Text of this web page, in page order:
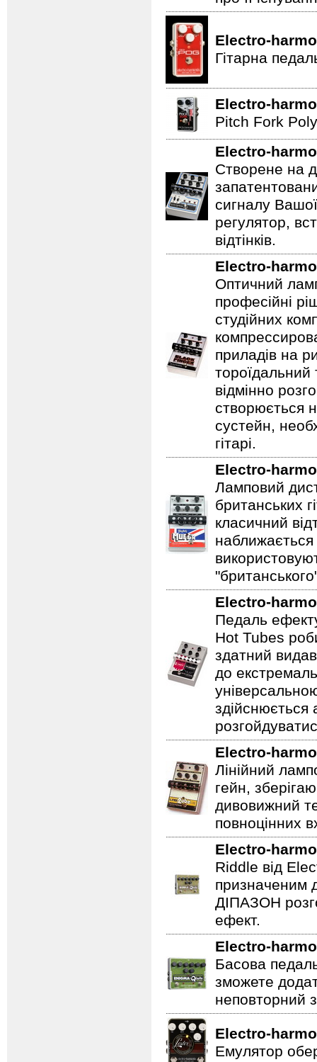
Electro-
Гітарна
Electro-
Pitch Fork
Electro-
Створене на
сигналу
регулятор,
відтінків.
Electro-
Оптичний
професійні
студійних
приладів на
відмінно
створюється
сустейн,
гітарі.
Electro-
Ламповий
британських
класичний
Electro-
Педаль
Hot Tubes
здатний
до
Electro-
Лінійний
гейн,
дивовижний
повноцінних
Electro-
Riddle від
призначеним
ДІПАЗОН
ефект.
Electro-
Басова
зможете
неповторний
Electro-
Емулятор